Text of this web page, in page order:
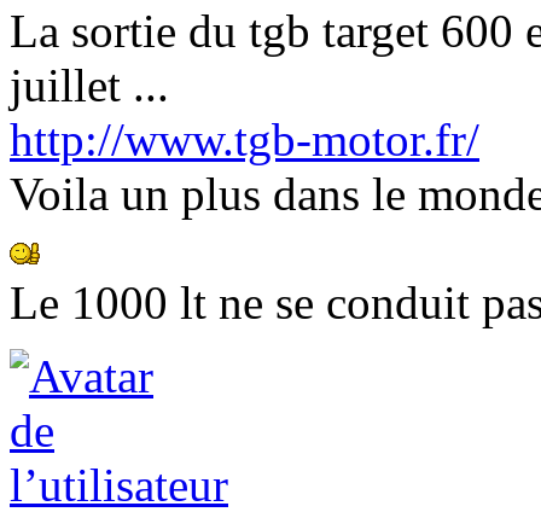
La sortie du tgb target 600
juillet ...
http://www.tgb-motor.fr/
Voila un plus dans le
Le 1000 lt ne se conduit